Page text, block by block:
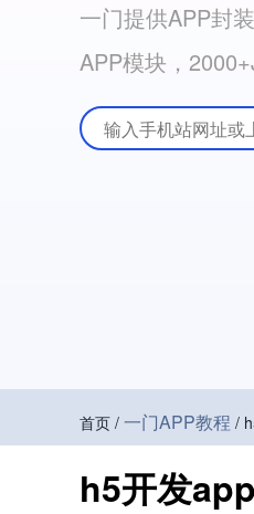
一门提供APP封
APP模块，
首页 / 一门APP教程 /
h5开发